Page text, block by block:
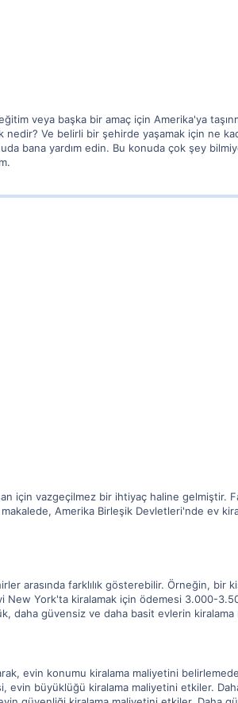
veya başka bir amaç için Amerika'ya
Ve belirli bir şehirde yaşamak için ne
bana yardım edin. Bu konuda çok şey
için vazgeçilmez bir ihtiyaç haline gelmiştir.
Amerika Birleşik Devletleri'nde ev
arasında farklılık gösterebilir. Örneğin, bir
New York'ta kiralamak için ödemesi 3.000-
daha güvensiz ve daha basit evlerin
evin konumu kiralama maliyetini
evin büyüklüğü kiralama maliyetini etkiler.